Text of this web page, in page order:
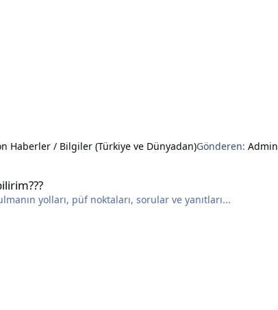
Haberler / Bilgiler (Türkiye ve Dünyadan)Gönderen:Admin
yolları, püf noktaları, sorular ve yanıtları...